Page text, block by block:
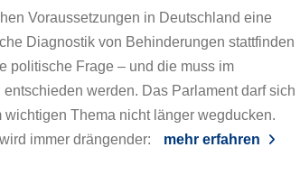
Voraussetzungen in Deutschland eine
Diagnostik von Behinderungen stattfinden
politische Frage – und die muss im
entschieden werden. Das Parlament darf sich
wichtigen Thema nicht länger wegducken.
immer drängender:
mehr erfahren